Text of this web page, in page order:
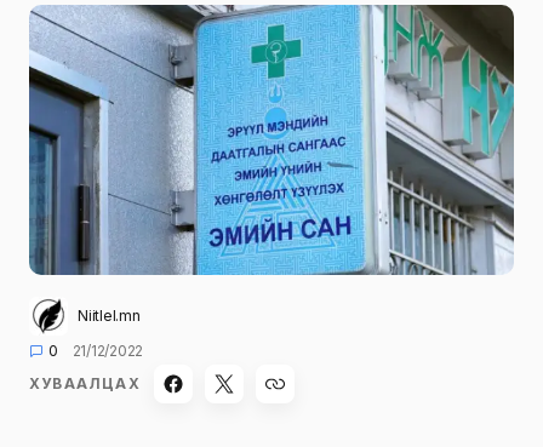
Niitlel.mn
0
21/12/2022
ХУВААЛЦАХ